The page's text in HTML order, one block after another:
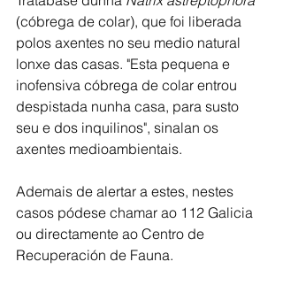
(cóbrega de colar), que foi liberada
polos axentes no seu medio natural
lonxe das casas. "Esta pequena e
inofensiva cóbrega de colar entrou
despistada nunha casa, para susto
seu e dos inquilinos", sinalan os
axentes medioambientais.
Ademais de alertar a estes, nestes
casos pódese chamar ao 112 Galicia
ou directamente ao Centro de
Recuperación de Fauna.